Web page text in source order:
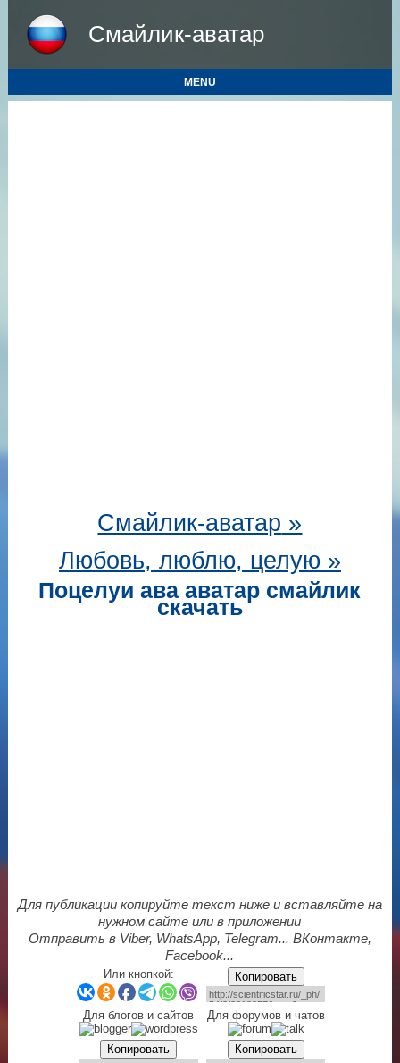
Смайлик-аватар
MENU
Смайлик-аватар »
Любовь, люблю, целую »
Поцелуи ава аватар смайлик
скачать
Для публикации копируйте текст ниже и вставляйте на
нужном сайте или в приложении
Отправить в Viber, WhatsApp, Telegram... ВКонтакте,
Facebook...
Или кнопкой: Копировать
Для блогов и сайтов Для форумов и чатов
Копировать Копировать